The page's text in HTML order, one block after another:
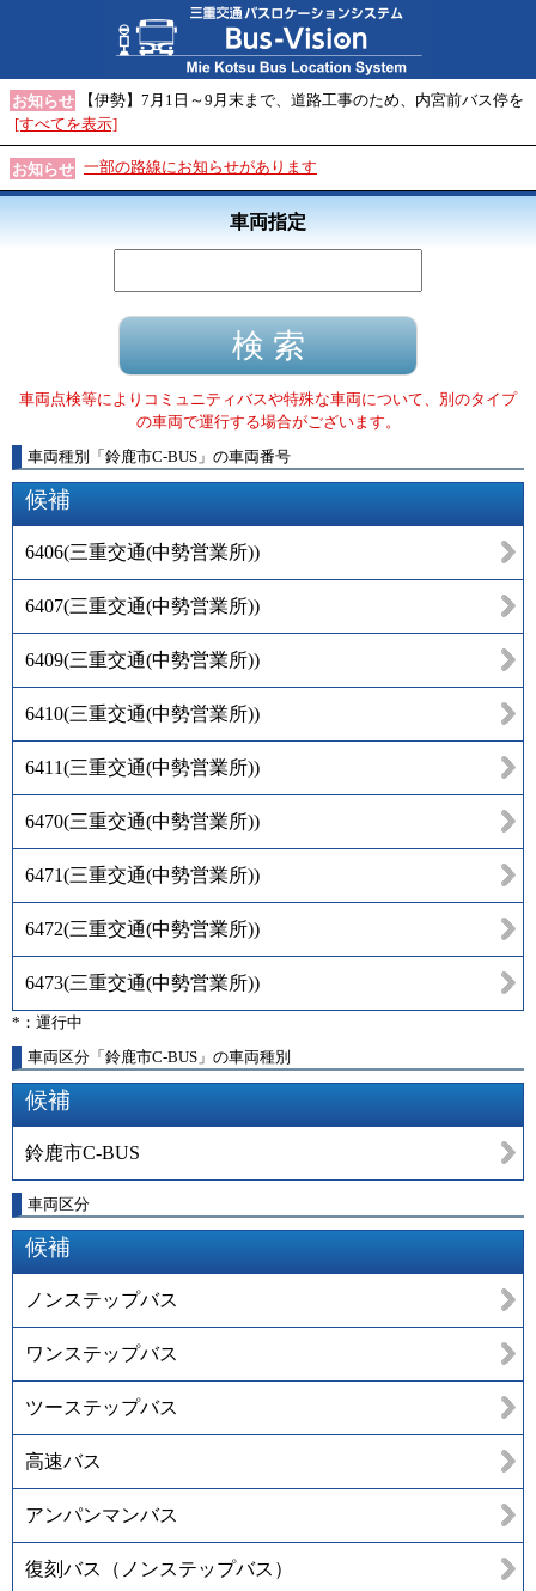
お知らせ
【伊勢】7月1日～9月末まで、道路工事のため、内宮前バス停を
[すべてを表示]
お知らせ 一部の路線にお知らせがあります
車両指定
車両点検等によりコミュニティバスや特殊な車両について、別のタイプ
の車両で運行する場合がございます。
車両種別
「 鈴鹿市C-BUS 」 の車両番号
候補
6406(三重交通(中勢営業所))
6407(三重交通(中勢営業所))
6409(三重交通(中勢営業所))
6410(三重交通(中勢営業所))
6411(三重交通(中勢営業所))
6470(三重交通(中勢営業所))
6471(三重交通(中勢営業所))
6472(三重交通(中勢営業所))
6473(三重交通(中勢営業所))
*：運行中
車両区分「鈴鹿市C-BUS」の車両種別
候補
鈴鹿市C-BUS
車両区分
候補
ノンステップバス
ワンステップバス
ツーステップバス
高速バス
アンパンマンバス
復刻バス（ノンステップバス）